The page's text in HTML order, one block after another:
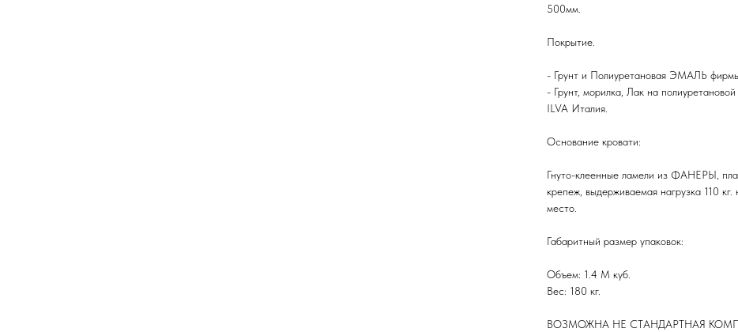
500мм.
Покрытие.
- Грунт и Полиуретановая ЭМАЛЬ
- Грунт, морилка, Лак на
ILVA Италия.
Основание кровати:
Гнуто-клеенные ламели из ФАНЕРЫ,
крепеж, выдерживаемая нагрузка 110 кг.
место.
Габаритный размер упаковок:
Объем: 1.4 М куб.
Вес: 180 кг.
ВОЗМОЖНА НЕ СТАНДАРТНАЯ